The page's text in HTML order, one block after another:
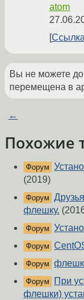
atom
Вы не можете
перемещена в
←
Похожие
Форум
(2019)
Форум
флешку.
Форум
Форум
Форум
Форум
При
флешки)